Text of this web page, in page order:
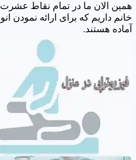
همین الان ما در تمام نقاط عشرت
خانم داریم که برای ارائه نمودن
آماده هستند.